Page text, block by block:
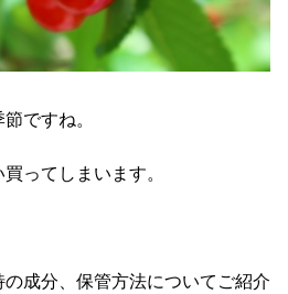
ですね。
ってしまいます。
成分、保管方法についてご紹介